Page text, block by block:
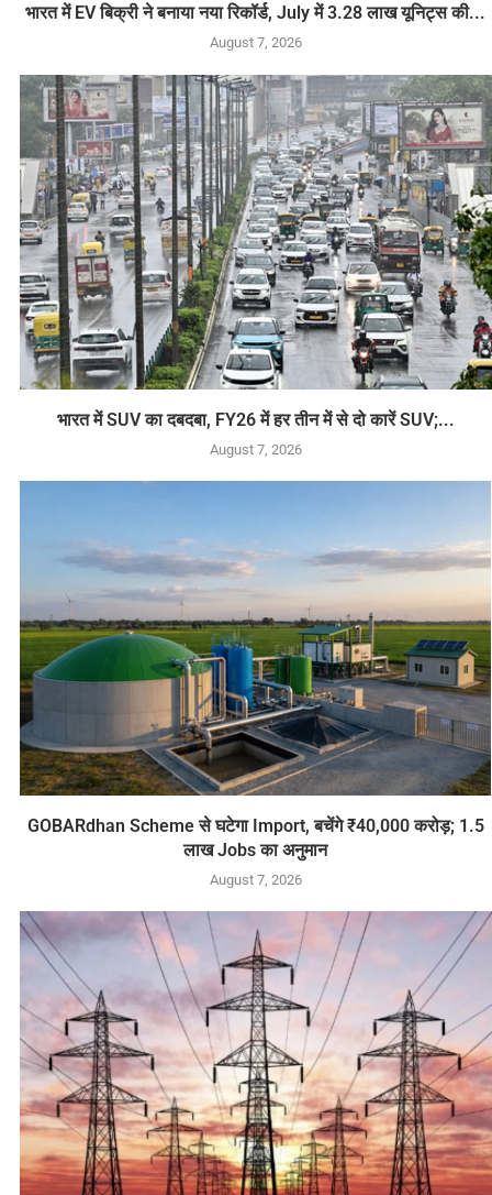
भारत में EV बिक्री ने बनाया नया रिकॉर्ड, July में 3.28 लाख यूनिट्स की...
August 7, 2026
भारत में SUV का दबदबा, FY26 में हर तीन में से दो कारें SUV;...
August 7, 2026
GOBARdhan Scheme से घटेगा Import, बचेंगे ₹40,000 करोड़; 1.5
लाख Jobs का अनुमान
August 7, 2026